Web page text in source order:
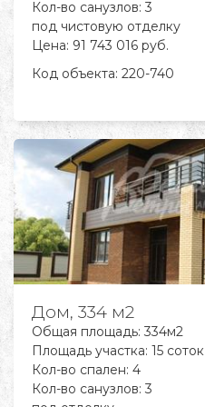
Кол-во санузлов: 3
под чистовую отделку
Цена: 91 743 016 руб.
Код объекта: 220-740
Дом, 334 м2
Общая площадь: 334м2
Площадь участка: 15 соток
Кол-во спален: 4
Кол-во санузлов: 3